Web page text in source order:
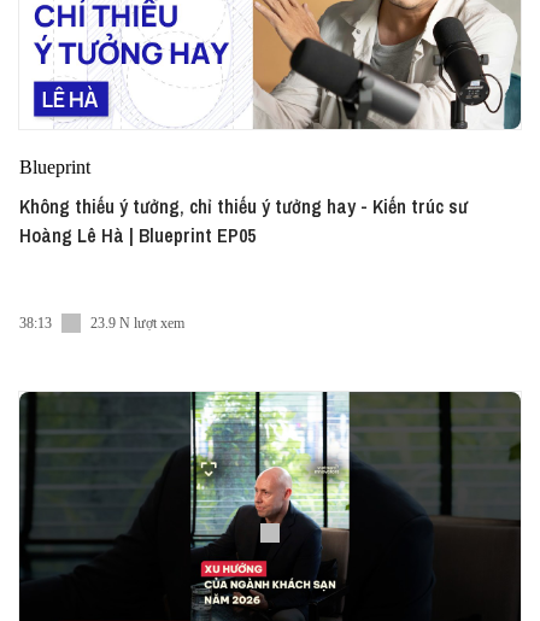
Blueprint
Không thiếu ý tưởng, chỉ thiếu ý tưởng hay - Kiến trúc sư
Hoàng Lê Hà | Blueprint EP05
38:13 23.9 N lượt xem